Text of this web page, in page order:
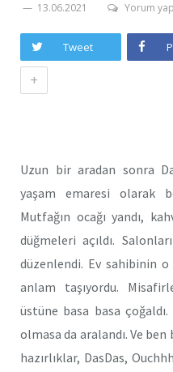
13.06.2021 Yorum
Tweet
+
Uzun bir aradan sonra
yaşam emaresi olarak
Mutfağın ocağı yandı,
düğmeleri açıldı.
düzenlendi. Ev sahibinin
anlam taşıyordu.
üstüne basa basa çoğaldı.
olmasa da aralandı. Ve
hazırlıklar, DasDas,